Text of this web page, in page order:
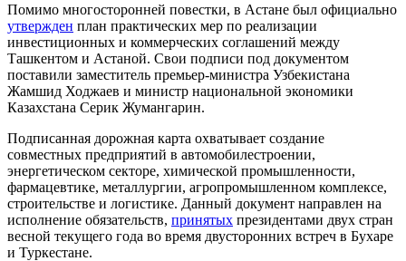
Помимо многосторонней повестки, в Астане был официально
утвержден план практических мер по реализации
инвестиционных и коммерческих соглашений между
Ташкентом и Астаной. Свои подписи под документом
поставили заместитель премьер-министра Узбекистана
Жамшид Ходжаев и министр национальной экономики
Казахстана Серик Жумангарин.
Подписанная дорожная карта охватывает создание
совместных предприятий в автомобилестроении,
энергетическом секторе, химической промышленности,
фармацевтике, металлургии, агропромышленном комплексе,
строительстве и логистике. Данный документ направлен на
исполнение обязательств, принятых президентами двух стран
весной текущего года во время двусторонних встреч в Бухаре
и Туркестане.